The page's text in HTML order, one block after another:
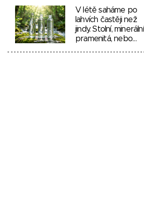
V létě saháme po
lahvích častěji než
jindy. Stolní,
pramenitá, nebo…